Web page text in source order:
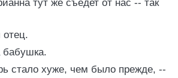
тут же съедет от нас -- так
отец.
бабушка.
стало хуже, чем было прежде, --